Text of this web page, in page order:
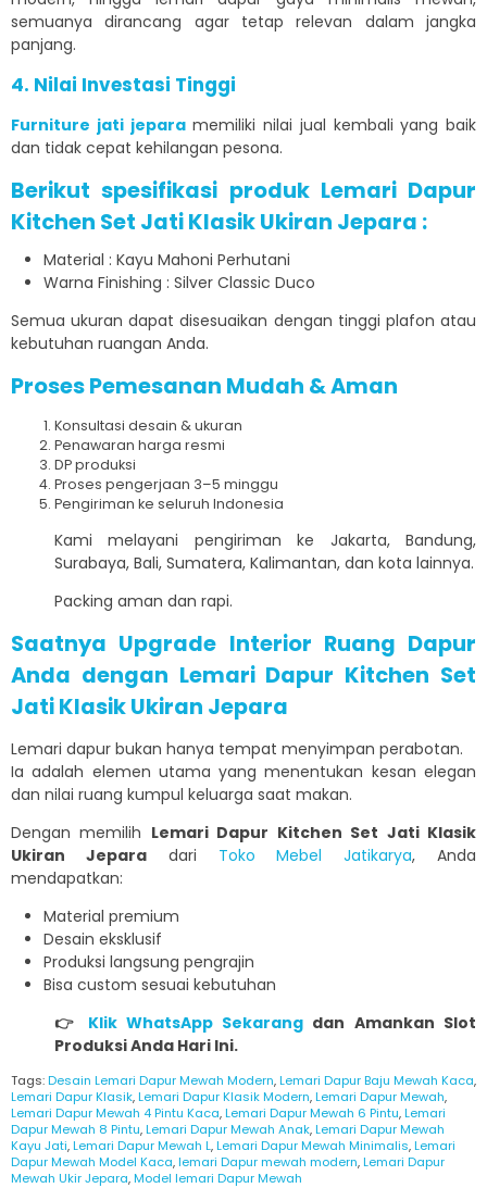
semuanya dirancang agar tetap relevan dalam jangka
panjang.
4. Nilai Investasi Tinggi
Furniture jati jeparamemiliki nilai jual kembali yang baik
dan tidak cepat kehilangan pesona.
Berikut spesifikasi produk Lemari Dapur
Kitchen Set Jati Klasik Ukiran Jepara :
Material : Kayu Mahoni Perhutani
Warna Finishing : Silver Classic Duco
Semua ukuran dapat disesuaikan dengan tinggi plafon atau
kebutuhan ruangan Anda.
Proses Pemesanan Mudah & Aman
Konsultasi desain & ukuran
Penawaran harga resmi
DP produksi
Proses pengerjaan 3–5 minggu
Pengiriman ke seluruh Indonesia
Kami melayani pengiriman ke Jakarta, Bandung,
Surabaya, Bali, Sumatera, Kalimantan, dan kota lainnya.
Packing aman dan rapi.
Saatnya Upgrade Interior Ruang Dapur
Anda dengan Lemari Dapur Kitchen Set
Jati Klasik Ukiran Jepara
Lemari dapur bukan hanya tempat menyimpan perabotan.
Ia adalah elemen utama yang menentukan kesan elegan
dan nilai ruang kumpul keluarga saat makan.
Dengan memilih Lemari Dapur Kitchen Set Jati Klasik
Ukiran Jeparadari Toko Mebel Jatikarya, Anda
mendapatkan:
Material premium
Desain eksklusif
Produksi langsung pengrajin
Bisa custom sesuai kebutuhan
👉 Klik WhatsApp Sekarang dan Amankan Slot
Produksi Anda Hari Ini.
Tags:Desain Lemari Dapur Mewah Modern,Lemari Dapur Baju Mewah Kaca,
Lemari Dapur Klasik,Lemari Dapur Klasik Modern,Lemari Dapur Mewah,
Lemari Dapur Mewah 4 Pintu Kaca,Lemari Dapur Mewah 6 Pintu,Lemari
Dapur Mewah 8 Pintu,Lemari Dapur Mewah Anak,Lemari Dapur Mewah
Kayu Jati,Lemari Dapur Mewah L,Lemari Dapur Mewah Minimalis,Lemari
Dapur Mewah Model Kaca,lemari Dapur mewah modern,Lemari Dapur
Mewah Ukir Jepara,Model lemari Dapur Mewah